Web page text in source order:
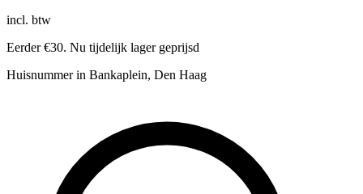
incl. btw
Eerder €30. Nu tijdelijk lager geprijsd
Huisnummer in Bankaplein, Den Haag